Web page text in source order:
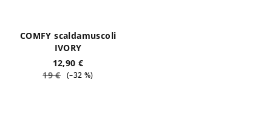
COMFY scaldamuscoli
IVORY
12,90 €
19 € (–32 %)